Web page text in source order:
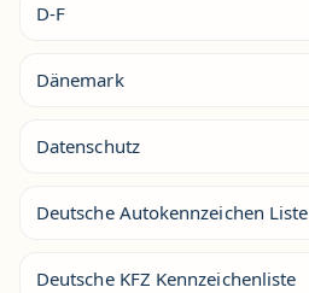
D-F
Dänemark
Datenschutz
Deutsche Autokennzeichen Liste
Deutsche KFZ Kennzeichenliste